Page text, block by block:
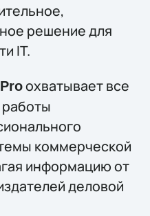
решение для
IT.
охватывает все
коммерческой
информацию от
деловой